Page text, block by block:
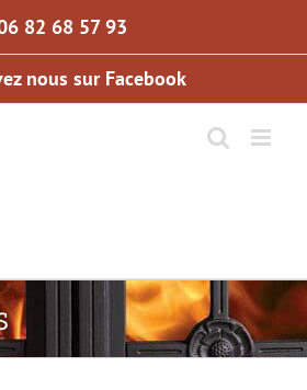
82 68 57 93
nous sur Facebook